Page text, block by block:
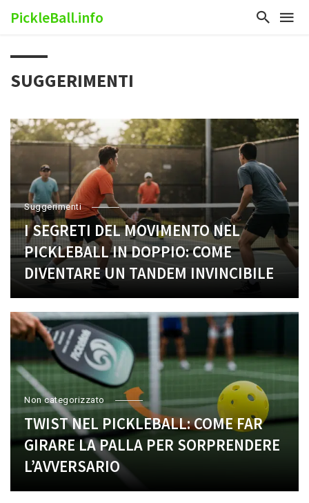
PickleBall.info
SUGGERIMENTI
Suggerimenti
I SEGRETI DEL MOVIMENTO NEL
PICKLEBALL IN DOPPIO: COME
DIVENTARE UN TANDEM INVINCIBILE
Non categorizzato
TWIST NEL PICKLEBALL: COME FAR
GIRARE LA PALLA PER SORPRENDERE
L’AVVERSARIO